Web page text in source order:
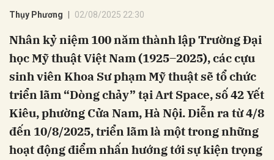
Thụy Phương 02/08/2025 22:30
Nhân kỷ niệm 100 năm thành lập Trường Đại
học Mỹ thuật Việt Nam (1925–2025), các cựu
sinh viên Khoa Sư phạm Mỹ thuật sẽ tổ chức
triển lãm “Dòng chảy” tại Art Space, số 42 Yết
Kiêu, phường Cửa Nam, Hà Nội. Diễn ra từ 4/8
đến 10/8/2025, triển lãm là một trong những
hoạt động điểm nhấn hướng tới sự kiện trọng